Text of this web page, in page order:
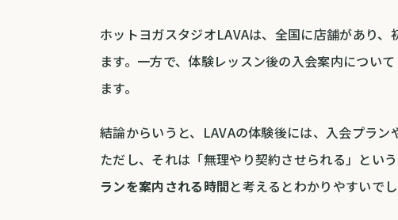
ホットヨガスタジオLAVAは、全国に店舗があり
ます。一方で、体験レッスン後の入会案内につい
ます。
結論からいうと、LAVAの体験後には、入会プラン
ただし、それは「無理やり契約させられる」とい
ランを案内される時間と考えるとわかりやすいでし